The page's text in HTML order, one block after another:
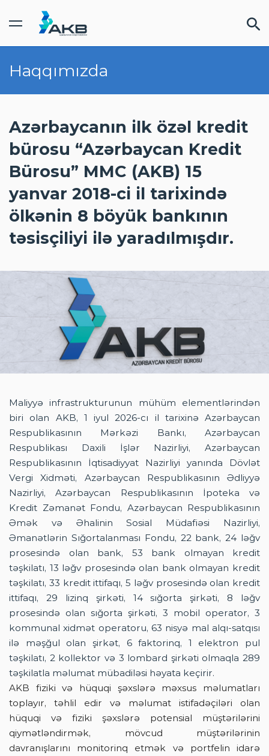
FƏRDI / BIZNES
XIDMƏTLƏR
QIYMƏTLƏR
TƏRƏFDAŞLAR
HAQQIMIZDA
PRESS-RELIZ
ŞIKAYƏT VƏ TƏKLIFLƏR
Haqqımızda
Azərbaycanın ilk özəl kredit
bürosu “Azərbaycan Kredit
Bürosu” MMC (AKB) 15
yanvar 2018-ci il tarixində
ölkənin 8 böyük bankının
təsisçiliyi ilə yaradılmışdır.
Maliyyə infrastrukturunun mühüm elementlərindən
biri olan AKB, 1 iyul 2026-cı il tarixinə Azərbaycan
Respublikasının Mərkəzi Bankı, Azərbaycan
Respublikası Daxili İşlər Nazirliyi, Azərbaycan
Respublikasının İqtisadiyyat Nazirliyi yanında Dövlət
Vergi Xidməti, Azərbaycan Respublikasının Ədliyyə
Nazirliyi, Azərbaycan Respublikasının İpoteka və
Kredit Zəmanət Fondu, Azərbaycan Respublikasının
Əmək və Əhalinin Sosial Müdafiəsi Nazirliyi,
Əmanətlərin Sığortalanması Fondu, 22 bank, 24 ləğv
prosesində olan bank, 53 bank olmayan kredit
təşkilatı, 13 ləğv prosesində olan bank olmayan kredit
təşkilatı, 33 kredit ittifaqı, 5 ləğv prosesində olan kredit
ittifaqı, 29 lizinq şirkəti, 14 sığorta şirkəti, 8 ləğv
prosesində olan sığorta şirkəti, 3 mobil operator, 3
kommunal xidmət operatoru, 63 nisyə mal alqı-satqısı
ilə məşğul olan şirkət, 6 faktorinq, 1 elektron pul
təşkilatı, 2 kollektor və 3 lombard şirkəti olmaqla 289
təşkilatla məlumat mübadiləsi həyata keçirir.
AKB fiziki və hüquqi şəxslərə məxsus məlumatları
toplayır, təhlil edir və məlumat istifadəçiləri olan
hüquqi və fiziki şəxslərə potensial müştərilərini
qiymətləndirmək, mövcud müştərilərinin
davranışlarını monitorinq etmək və portfelin idarə